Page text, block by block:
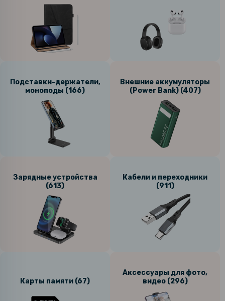
Подставки-держатели,
моноподы (166)
Внешние аккумуляторы
(Power Bank) (407)
Зарядные устройства
(613)
Кабели и переходники
(911)
Карты памяти (67)
Аксессуары для фото,
видео (296)